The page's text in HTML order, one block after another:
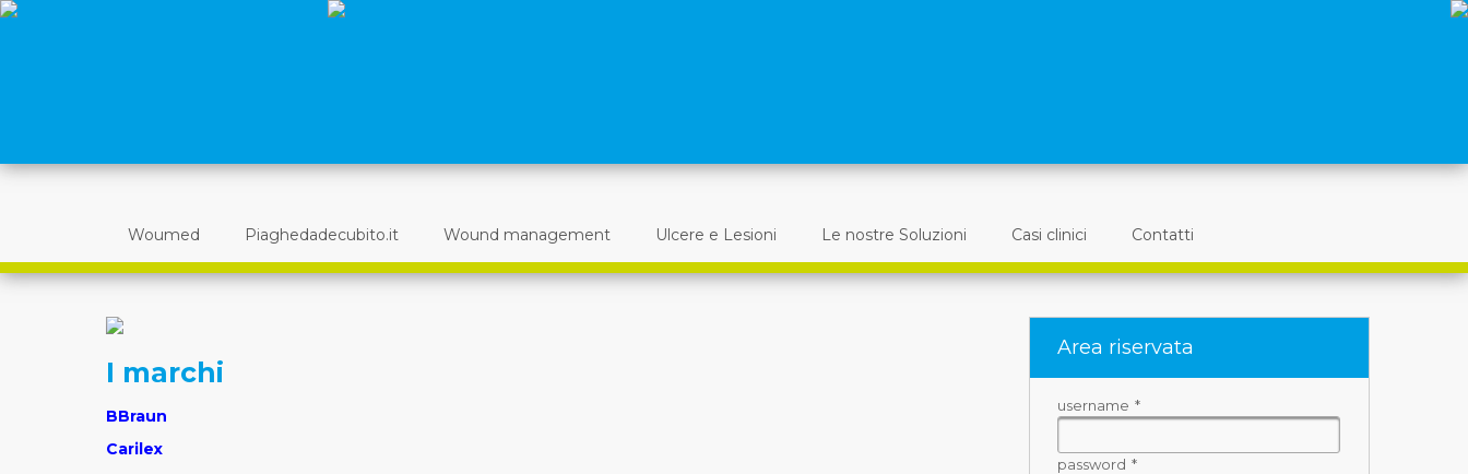
Woumed Piaghedadecubito.it Wound management Ulcere e Lesioni Le nostre Soluzioni Casi clinici Contatti
Area riservata
username *
password *
I marchi
BBraun
Carilex